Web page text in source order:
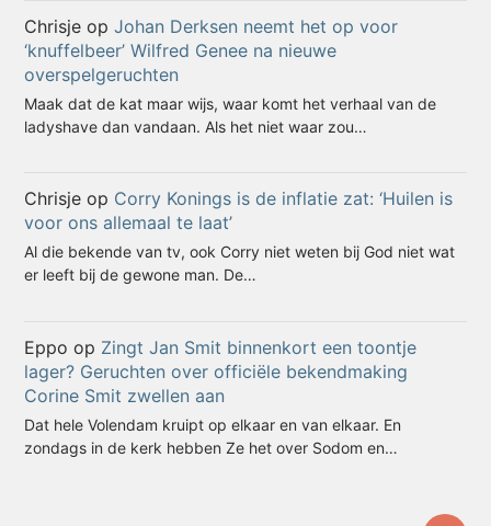
Chrisje opJohan Derksen neemt het op voor
‘knuffelbeer’ Wilfred Genee na nieuwe
overspelgeruchten
Maak dat de kat maar wijs, waar komt het verhaal van de
ladyshave dan vandaan. Als het niet waar zou…
Chrisje op Corry Konings is de inflatie zat: ‘Huilen is
voor ons allemaal te laat’
Al die bekende van tv, ook Corry niet weten bij God niet wat
er leeft bij de gewone man. De…
Eppo op Zingt Jan Smit binnenkort een toontje
lager? Geruchten over officiële bekendmaking
Corine Smit zwellen aan
Dat hele Volendam kruipt op elkaar en van elkaar. En
zondags in de kerk hebben Ze het over Sodom en…